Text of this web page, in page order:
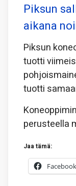
Piksun
aikana
Piksun
tuotti
tuotti
perusteella
Jaa tämä:
Facebook